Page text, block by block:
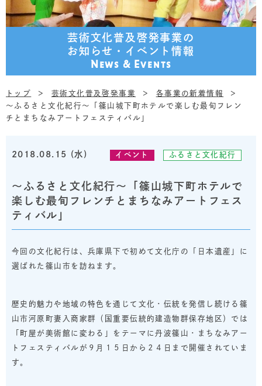
芸術文化普及啓発事業の
お知らせ・イベント情報
News & Events
トップ 芸術文化普及啓発事業
各事業の新着情報
～ふるさと文化紀行～「篠山城下町ホテルで楽しむ最旬フレン
チとまちなみアートフェスティバル」
2018.08.15 (水) イベント ふるさと文化紀行
～ふるさと文化紀行～「篠山城下町ホテルで
楽しむ最旬フレンチとまちなみアートフェス
ティバル」
今回の文化紀行は、兵庫県下で初めて文化庁の「日本遺産」に
選ばれた篠山市を訪ねます。
歴史的魅力や地域の特色を通じて文化・伝統を発信し続ける篠
山市河原町妻入商家群（国重要伝統的建造物群保存地区）では
「町屋が美術館に変わる」をテーマに丹波篠山・まちなみアー
トフェスティバルが９月１５日から２４日まで開催されていま
す。